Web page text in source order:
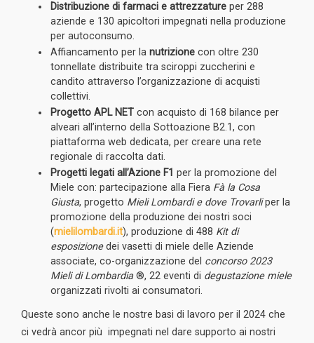
Distribuzione di farmaci e attrezzature per 288
aziende e 130 apicoltori impegnati nella produzione
per autoconsumo.
Affiancamento per la nutrizione con oltre 230
tonnellate distribuite tra sciroppi zuccherini e
candito attraverso l’organizzazione di acquisti
collettivi.
Progetto APL NET con acquisto di 168 bilance per
alveari all’interno della Sottoazione B2.1, con
piattaforma web dedicata, per creare una rete
regionale di raccolta dati.
Progetti legati all’Azione F1 per la promozione del
Miele con: partecipazione alla Fiera Fà la Cosa
Giusta, progetto Mieli Lombardi e dove Trovarliper la
promozione della produzione dei nostri soci
(mielilombardi.it), produzione di 488 Kit di
esposizionedei vasetti di miele delle Aziende
associate, co-organizzazione del concorso 2023
Mieli di Lombardia ®, 22 eventi di degustazione miele
organizzati rivolti ai consumatori.
Queste sono anche le nostre basi di lavoro per il 2024 che
ci vedrà ancor più impegnati nel dare supporto ai nostri